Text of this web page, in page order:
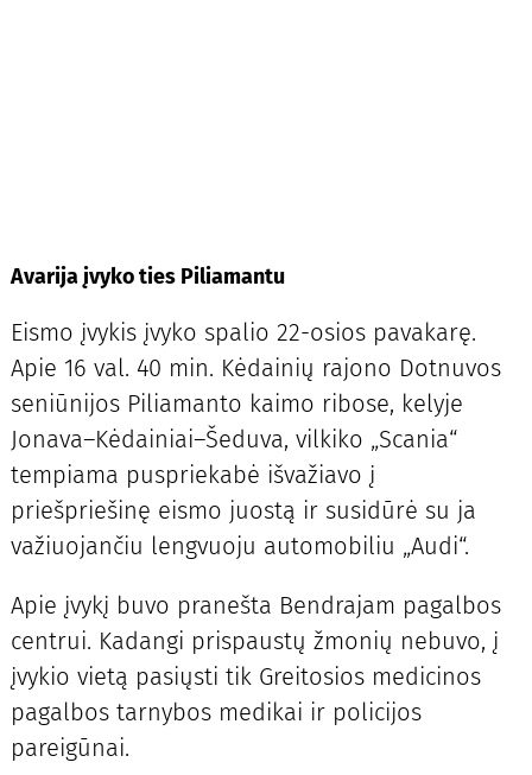
Avarija įvyko ties Piliamantu
Eismo įvykis įvyko spalio 22-osios pavakarę.
Apie 16 val. 40 min. Kėdainių rajono Dotnuvos
seniūnijos Piliamanto kaimo ribose, kelyje
Jonava–Kėdainiai–Šeduva, vilkiko „Scania“
tempiama puspriekabė išvažiavo į
priešpriešinę eismo juostą ir susidūrė su ja
važiuojančiu lengvuoju automobiliu „Audi“.
Apie įvykį buvo pranešta Bendrajam pagalbos
centrui. Kadangi prispaustų žmonių nebuvo, į
įvykio vietą pasiųsti tik Greitosios medicinos
pagalbos tarnybos medikai ir policijos
pareigūnai.